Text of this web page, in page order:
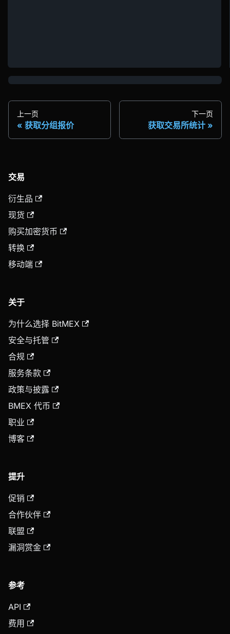
上一页
获取分组报价
下一页
获取交易所统计
交易
衍生品
现货
购买加密货币
转换
移动端
关于
为什么选择 BitMEX
安全与托管
合规
服务条款
政策与披露
BMEX 代币
职业
博客
提升
促销
合作伙伴
联盟
漏洞赏金
参考
API
费用